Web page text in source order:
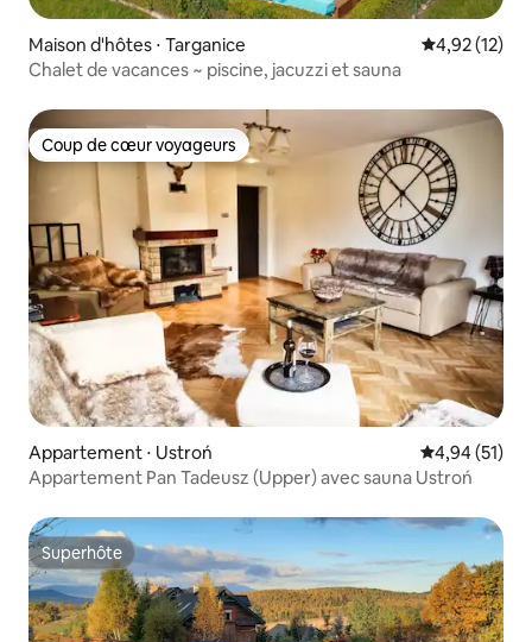
Maison d'hôtes ⋅ Targanice Évaluation
4,92 (12)
Chalet de vacances ~ piscine, jacuzzi et sauna
Coup de cœur voyageurs
Coup de cœur voyageurs
Appartement ⋅ Ustroń Évaluation
4,94 (51)
Appartement Pan Tadeusz (Upper) avec sauna Ustroń
Superhôte
Superhôte